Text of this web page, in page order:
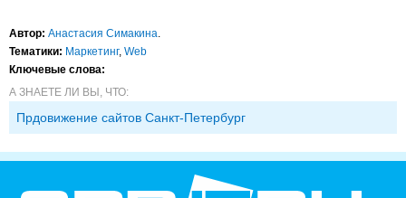
Автор: Анастасия Симакина
Тематики: Маркетинг, Web
Ключевые слова:
А ЗНАЕТЕ ЛИ ВЫ, ЧТО:
Прдовижение сайтов Санкт-Петербург